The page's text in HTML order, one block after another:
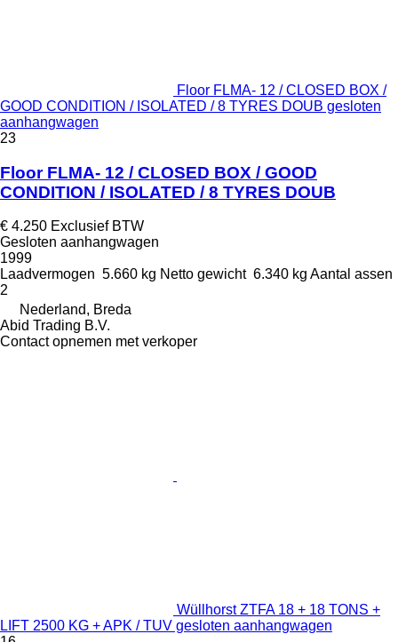
Floor FLMA- 12 / CLOSED BOX /
GOOD CONDITION / ISOLATED / 8 TYRES DOUB gesloten
aanhangwagen
23
Floor FLMA- 12 / CLOSED BOX / GOOD
CONDITION / ISOLATED / 8 TYRES DOUB
€ 4.250 Exclusief BTW
Gesloten aanhangwagen
1999
Laadvermogen 5.660 kg Netto gewicht 6.340 kg Aantal assen
2
Nederland, Breda
Abid Trading B.V.
Contact opnemen met verkoper
Wüllhorst ZTFA 18 + 18 TONS +
LIFT 2500 KG + APK / TUV gesloten aanhangwagen